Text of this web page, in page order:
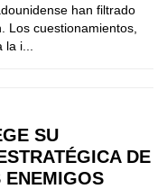
han filtrado
Los cuestionamientos,
i...
SU
DE
ENEMIGOS